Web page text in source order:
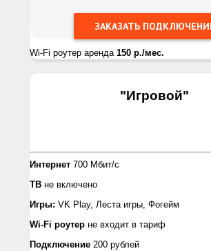
Wi-Fi роутер аренда 150 р./мес.
"Игровой"
Интернет 700 Мбит/с
ТВ не включено
Игры: VK Play, Леста игры, Фогейм
Wi-Fi роутер не входит в тариф
Подключение 200 рублей